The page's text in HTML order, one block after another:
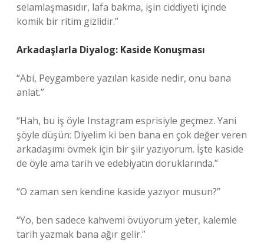
selamlaşmasıdır, lafa bakma, işin ciddiyeti içinde
komik bir ritim gizlidir.”
Arkadaşlarla Diyalog: Kaside Konuşması
“Abi, Peygambere yazılan kaside nedir, onu bana
anlat.”
“Hah, bu iş öyle Instagram esprisiyle geçmez. Yani
şöyle düşün: Diyelim ki ben bana en çok değer veren
arkadaşımı övmek için bir şiir yazıyorum. İşte kaside
de öyle ama tarih ve edebiyatın doruklarında.”
“O zaman sen kendine kaside yazıyor musun?”
“Yo, ben sadece kahvemi övüyorum yeter, kalemle
tarih yazmak bana ağır gelir.”